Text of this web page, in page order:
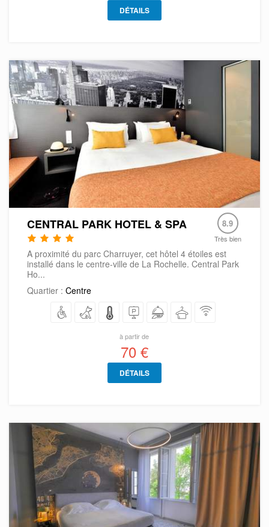
DÉTAILS
CENTRAL PARK HOTEL & SPA 8.9
Très bien
A proximité du parc Charruyer, cet hôtel 4 étoiles est
installé dans le centre-ville de La Rochelle. Central Park
Ho...
Quartier : Centre
à partir de
70 €
DÉTAILS